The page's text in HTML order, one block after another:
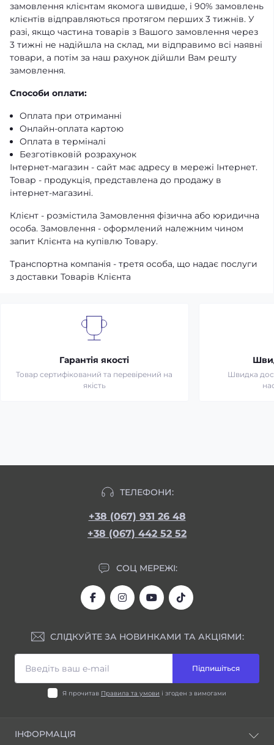
замовлення клієнтам якомога швидше, і 90% замовлень
клієнтів відправляються протягом перших 3 тижнів. У
разі, якщо частина товарів з Вашого замовлення через
3 тижні не надійшла на склад, ми відправимо всі наявні
товари, а потім за наш рахунок дійшли Вам решту
замовлення.
Способи оплати:
Оплата при отриманні
Онлайн-оплата картою
Оплата в терміналі
Безготівковій розрахунок
Інтернет-магазин - сайт має адресу в мережі Інтернет.
Товар - продукція, представлена ​​до продажу в
інтернет-магазині.
Клієнт - розмістила Замовлення фізична або юридична
особа. Замовлення - оформлений належним чином
запит Клієнта на купівлю Товару.
Транспортна компанія - третя особа, що надає послуги
з доставки Товарів Клієнта
Гарантія якості
Товар сертифікований та перевірений на
якість
Швидка
ТЕЛЕФОНИ:
+38 (067) 931 26 48
+38 (067) 442 52 52
СОЦ МЕРЕЖІ:
СЛІДКУЙТЕ ЗА НОВИНКАМИ ТА АКЦІЯМИ:
Підпишіться
Я прочитав Правила та умови і згоден з вимогами
ІНФОРМАЦІЯ